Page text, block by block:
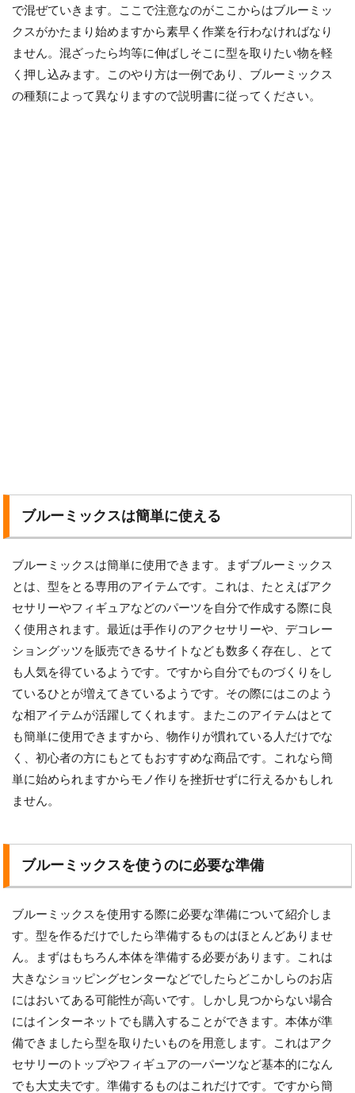
で混ぜていきます。ここで注意なのがここからはブルーミッ
クスがかたまり始めますから素早く作業を行わなければなり
ません。混ざったら均等に伸ばしそこに型を取りたい物を軽
く押し込みます。このやり方は一例であり、ブルーミックス
の種類によって異なりますので説明書に従ってください。
ブルーミックスは簡単に使える
ブルーミックスは簡単に使用できます。まずブルーミックス
とは、型をとる専用のアイテムです。これは、たとえばアク
セサリーやフィギュアなどのパーツを自分で作成する際に良
く使用されます。最近は手作りのアクセサリーや、デコレー
ショングッツを販売できるサイトなども数多く存在し、とて
も人気を得ているようです。ですから自分でものづくりをし
ているひとが増えてきているようです。その際にはこのよう
な相アイテムが活躍してくれます。またこのアイテムはとて
も簡単に使用できますから、物作りが慣れている人だけでな
く、初心者の方にもとてもおすすめな商品です。これなら簡
単に始められますからモノ作りを挫折せずに行えるかもしれ
ません。
ブルーミックスを使うのに必要な準備
ブルーミックスを使用する際に必要な準備について紹介しま
す。型を作るだけでしたら準備するものはほとんどありませ
ん。まずはもちろん本体を準備する必要があります。これは
大きなショッピングセンターなどでしたらどこかしらのお店
にはおいてある可能性が高いです。しかし見つからない場合
にはインターネットでも購入することができます。本体が準
備できましたら型を取りたいものを用意します。これはアク
セサリーのトップやフィギュアの一パーツなど基本的になん
でも大丈夫です。準備するものはこれだけです。ですから簡